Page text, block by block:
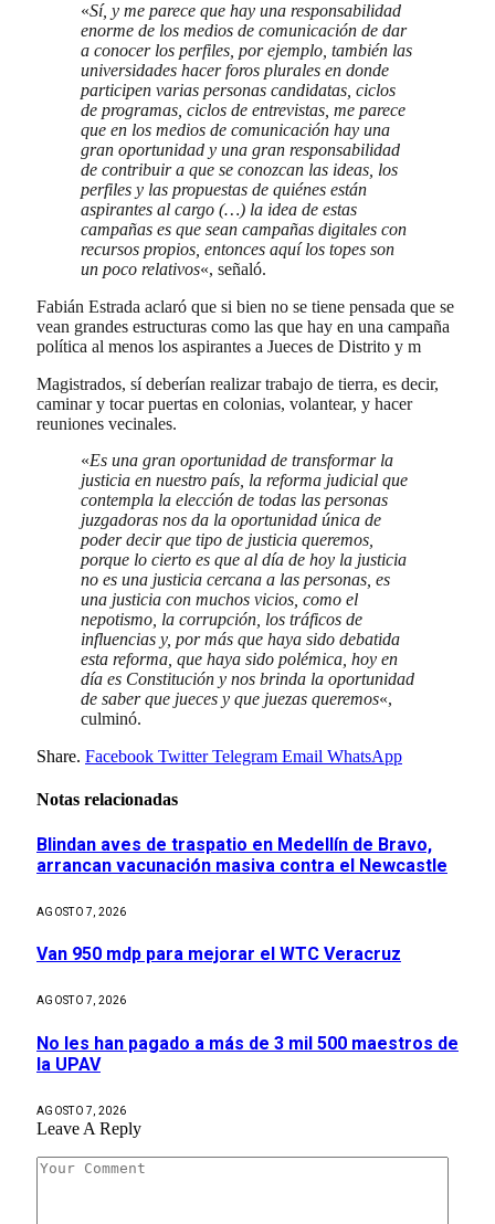
«Sí, y me parece que hay una responsabilidad
enorme de los medios de comunicación de dar
a conocer los perfiles, por ejemplo, también las
universidades hacer foros plurales en donde
participen varias personas candidatas, ciclos
de programas, ciclos de entrevistas, me parece
que en los medios de comunicación hay una
gran oportunidad y una gran responsabilidad
de contribuir a que se conozcan las ideas, los
perfiles y las propuestas de quiénes están
aspirantes al cargo (…) la idea de estas
campañas es que sean campañas digitales con
recursos propios, entonces aquí los topes son
un poco relativos«, señaló.
Fabián Estrada aclaró que si bien no se tiene pensada que se
vean grandes estructuras como las que hay en una campaña
política al menos los aspirantes a Jueces de Distrito y m
Magistrados, sí deberían realizar trabajo de tierra, es decir,
caminar y tocar puertas en colonias, volantear, y hacer
reuniones vecinales.
«Es una gran oportunidad de transformar la
justicia en nuestro país, la reforma judicial que
contempla la elección de todas las personas
juzgadoras nos da la oportunidad única de
poder decir que tipo de justicia queremos,
porque lo cierto es que al día de hoy la justicia
no es una justicia cercana a las personas, es
una justicia con muchos vicios, como el
nepotismo, la corrupción, los tráficos de
influencias y, por más que haya sido debatida
esta reforma, que haya sido polémica, hoy en
día es Constitución y nos brinda la oportunidad
de saber que jueces y que juezas queremos«,
culminó.
Share. Facebook Twitter Telegram Email WhatsApp
Notas relacionadas
Blindan aves de traspatio en Medellín de Bravo,
arrancan vacunación masiva contra el Newcastle
AGOSTO 7, 2026
Van 950 mdp para mejorar el WTC Veracruz
AGOSTO 7, 2026
No les han pagado a más de 3 mil 500 maestros de
la UPAV
AGOSTO 7, 2026
Leave A Reply